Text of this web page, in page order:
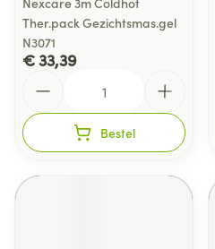
Ther.pack Gezichtsmas.gel
N3071
€ 33,39
Bestel